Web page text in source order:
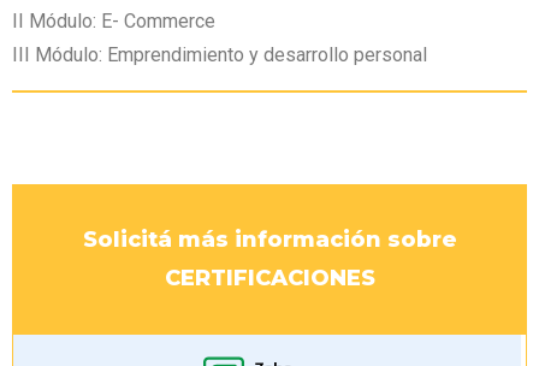
II Módulo: E- Commerce
III Módulo: Emprendimiento y desarrollo personal
Solicitá más información sobre
CERTIFICACIONES